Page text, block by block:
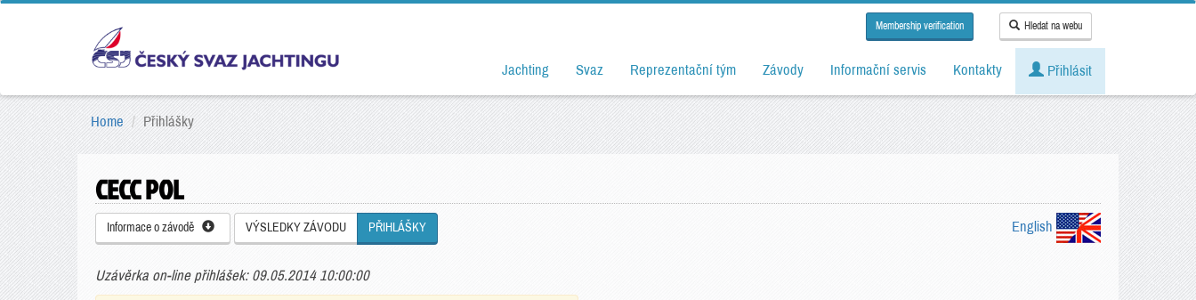
Membership verification Hledat na webu
Jachting Svaz Reprezentační tým Závody Informační servis Kontakty Přihlásit
Home Přihlášky
CECC POL
Informace o závodě VÝSLEDKY ZÁVODU PŘIHLÁŠKY English
Uzávěrka on-line přihlášek: 09.05.2014 10:00:00